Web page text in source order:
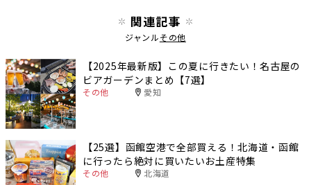
関連記事
ジャンルその他
【2025年最新版】この夏に行きたい！名古屋の
ビアガーデンまとめ【7選】
その他 愛知
【25選】函館空港で全部買える！北海道・函館
に行ったら絶対に買いたいお土産特集
その他 北海道